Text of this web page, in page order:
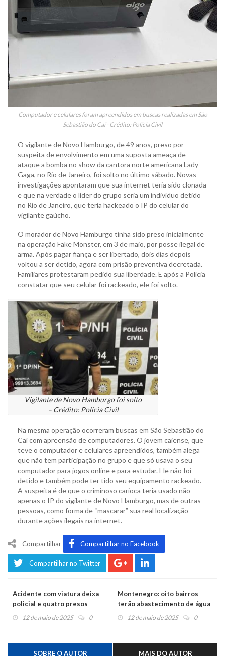
Computador e celulares foram apreendidos em buscas realizadas em São
Sebastião do Caí - Crédito: Polícia Civil
O vigilante de Novo Hamburgo, de 49 anos, preso por
suspeita de envolvimento em uma suposta ameaça de
ataque a bomba no show da cantora norte americana Lady
Gaga, no Rio de Janeiro, foi solto no último sábado. Novas
investigações apontaram que sua internet teria sido clonada
e que na verdade o líder do grupo seria um indivíduo detido
no Rio de Janeiro, que teria hackeado o IP do celular do
vigilante gaúcho.
O morador de Novo Hamburgo tinha sido preso inicialmente
na operação Fake Monster, em 3 de maio, por posse ilegal de
arma. Após pagar fiança e ser libertado, dois dias depois
voltou a ser detido, agora com prisão preventiva decretada.
Familiares protestaram pedido sua liberdade. E após a Polícia
constatar que seu celular foi rackeado, ele foi solto.
Vigilante de Novo Hamburgo foi solto
– Crédito: Polícia Civil
Na mesma operação ocorreram buscas em São Sebastião do
Caí com apreensão de computadores. O jovem caiense, que
teve o computador e celulares apreendidos, também alega
que não tem participação no grupo e que só usava o seu
computador para jogos online e para estudar. Ele não foi
detido e também pode ter tido seu equipamento rackeado.
A suspeita é de que o criminoso carioca teria usado não
apenas o IP do vigilante de Novo Hamburgo, mas de outras
pessoas, como forma de “mascarar” sua real localização
durante ações ilegais na internet.
Compartilhar Compartilhar no Facebook
Compartilhar no Twitter
Acidente com viatura deixa
policial e quatro presos
feridos12 de maio de 2025 0
Montenegro: oito bairros
terão abastecimento de água
interrompido durante obra
12 de maio de 2025 0
SOBRE O AUTOR MAIS DO AUTOR